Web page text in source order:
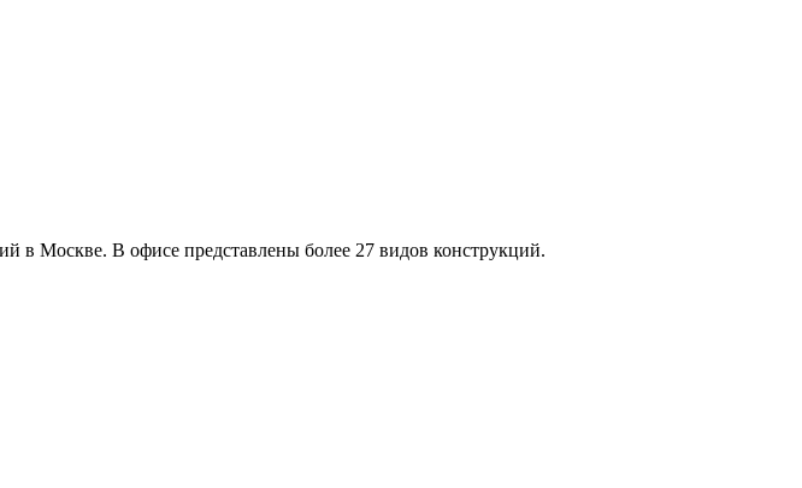
в Москве. В офисе представлены более 27 видов конструкций.